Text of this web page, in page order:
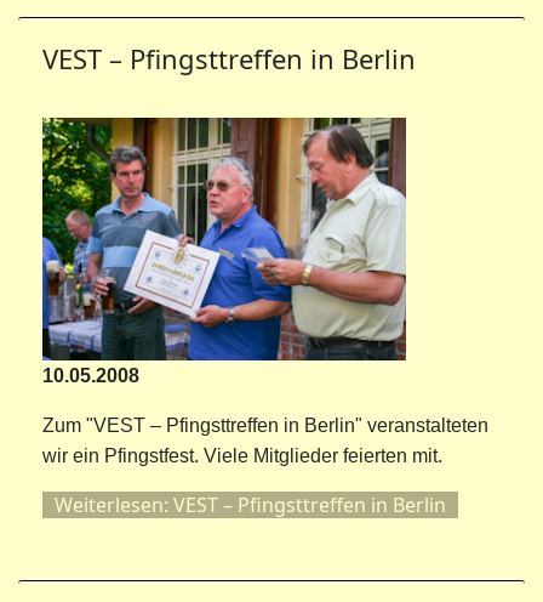
VEST – Pfingsttreffen in Berlin
10.05.2008
Zum "VEST – Pfingsttreffen in Berlin" veranstalteten
wir ein Pfingstfest. Viele Mitglieder feierten mit.
Weiterlesen: VEST – Pfingsttreffen in Berlin